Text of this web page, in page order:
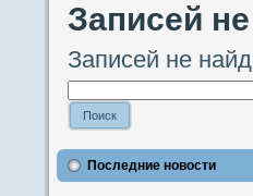
Записей
Записей не
Последние новости